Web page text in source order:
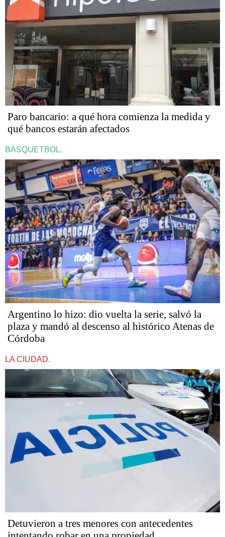
Paro bancario: a qué hora comienza la medida y
qué bancos estarán afectados
BÁSQUETBOL.
Argentino lo hizo: dio vuelta la serie, salvó la
plaza y mandó al descenso al histórico Atenas de
Córdoba
LA CIUDAD.
Detuvieron a tres menores con antecedentes